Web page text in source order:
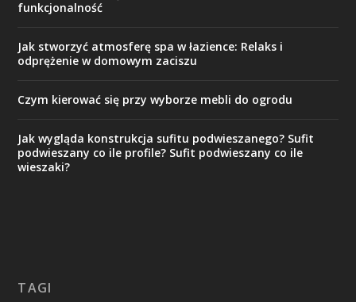
funkcjonalność
Jak stworzyć atmosferę spa w łazience: Relaks i
odprężenie w domowym zaciszu
Czym kierować się przy wyborze mebli do ogrodu
Jak wygląda konstrukcja sufitu podwieszanego? Sufit
podwieszany co ile profile? Sufit podwieszany co ile
wieszaki?
TAGI